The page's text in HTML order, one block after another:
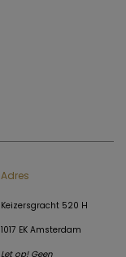
Adres
Keizersgracht 520 H
1017 EK Amsterdam
Let op! Geen